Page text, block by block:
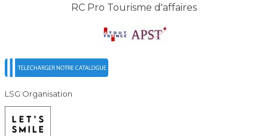
RC Pro Tourisme d'affaires
LSG Organisation